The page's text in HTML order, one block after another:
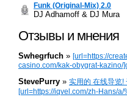
Funk (Original-Mix) 2.0
DJ Adhamoff & DJ Mura
Отзывы и мнения
Swhegrfuch » [url=https://
casino.com/kak-obygrat-kazino/
StevePurry » 实用的 在线导览!
[url=https://iqvel.com/zh-Hans/a/